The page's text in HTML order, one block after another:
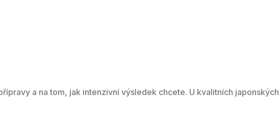
a na tom, jak intenzivní výsledek chcete. U kvalitních japonských